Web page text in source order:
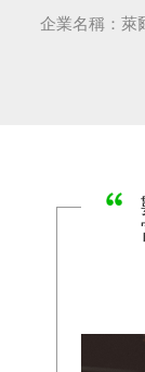
企業名稱：萊